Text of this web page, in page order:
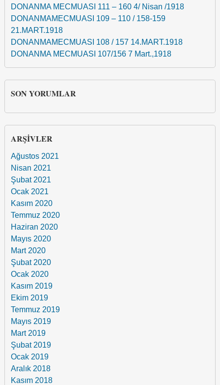
DONANMA MECMUASI 111 – 160 4/ Nisan /1918
DONANMAMECMUASI 109 – 110 / 158-159
21.MART.1918
DONANMAMECMUASI 108 / 157 14.MART.1918
DONANMA MECMUASI 107/156 7 Mart.,1918
SON YORUMLAR
ARŞIVLER
Ağustos 2021
Nisan 2021
Şubat 2021
Ocak 2021
Kasım 2020
Temmuz 2020
Haziran 2020
Mayıs 2020
Mart 2020
Şubat 2020
Ocak 2020
Kasım 2019
Ekim 2019
Temmuz 2019
Mayıs 2019
Mart 2019
Şubat 2019
Ocak 2019
Aralık 2018
Kasım 2018